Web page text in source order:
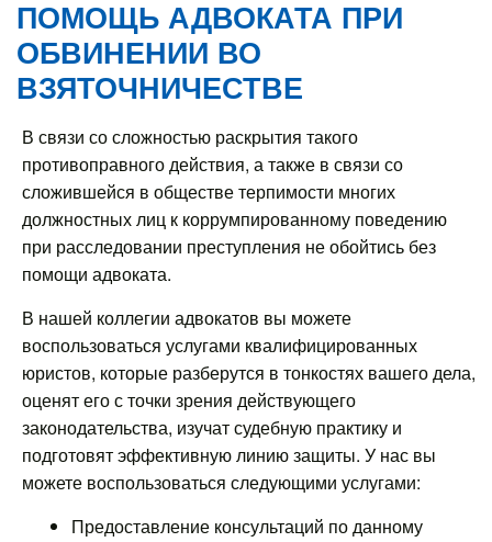
ПОМОЩЬ АДВОКАТА ПРИ
ОБВИНЕНИИ ВО
ВЗЯТОЧНИЧЕСТВЕ
В связи со сложностью раскрытия такого
противоправного действия, а также в связи со
сложившейся в обществе терпимости многих
должностных лиц к коррумпированному поведению
при расследовании преступления не обойтись без
помощи адвоката.
В нашей коллегии адвокатов вы можете
воспользоваться услугами квалифицированных
юристов, которые разберутся в тонкостях вашего дела,
оценят его с точки зрения действующего
законодательства, изучат судебную практику и
подготовят эффективную линию защиты. У нас вы
можете воспользоваться следующими услугами:
Предоставление консультаций по данному